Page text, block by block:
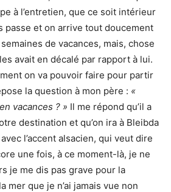
à l’entretien, que ce soit intérieur
passe et on arrive tout doucement
de vacances, mais, chose
avait en décalé par rapport à lui.
on va pouvoir faire pour partir
la question à mon père : «
vacances ? » Il me répond qu’il a
destination et qu’on ira à Bleibda
l’accent alsacien, qui veut dire
une fois, à ce moment-là, je ne
je me dis pas grave pour la
mer que je n’ai jamais vue non